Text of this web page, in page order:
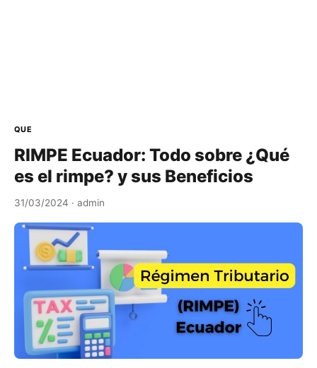
QUE
RIMPE Ecuador: Todo sobre ¿Qué
es el rimpe? y sus Beneficios
31/03/2024 · admin